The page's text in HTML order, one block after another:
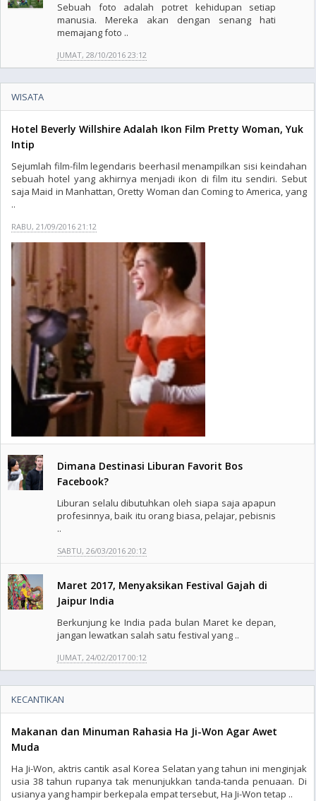
Sebuah foto adalah potret kehidupan setiap
manusia. Mereka akan dengan senang hati
memajang foto ..
JUMAT, 28/10/2016 23:12
WISATA
Hotel Beverly Willshire Adalah Ikon Film Pretty Woman, Yuk
Intip
Sejumlah film-film legendaris beerhasil menampilkan sisi keindahan
sebuah hotel yang akhirnya menjadi ikon di film itu sendiri. Sebut
saja Maid in Manhattan, Oretty Woman dan Coming to America, yang
..
RABU, 21/09/2016 21:12
Dimana Destinasi Liburan Favorit Bos
Facebook?
Liburan selalu dibutuhkan oleh siapa saja apapun
profesinnya, baik itu orang biasa, pelajar, pebisnis
..
SABTU, 26/03/2016 20:12
Maret 2017, Menyaksikan Festival Gajah di
Jaipur India
Berkunjung ke India pada bulan Maret ke depan,
jangan lewatkan salah satu festival yang ..
JUMAT, 24/02/2017 00:12
KECANTIKAN
Makanan dan Minuman Rahasia Ha Ji-Won Agar Awet
Muda
Ha Ji-Won, aktris cantik asal Korea Selatan yang tahun ini menginjak
usia 38 tahun rupanya tak menunjukkan tanda-tanda penuaan. Di
usianya yang hampir berkepala empat tersebut, Ha Ji-Won tetap ..